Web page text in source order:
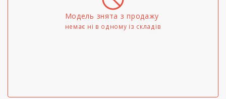
Модель знята з продажу
немає ні в одному iз складів